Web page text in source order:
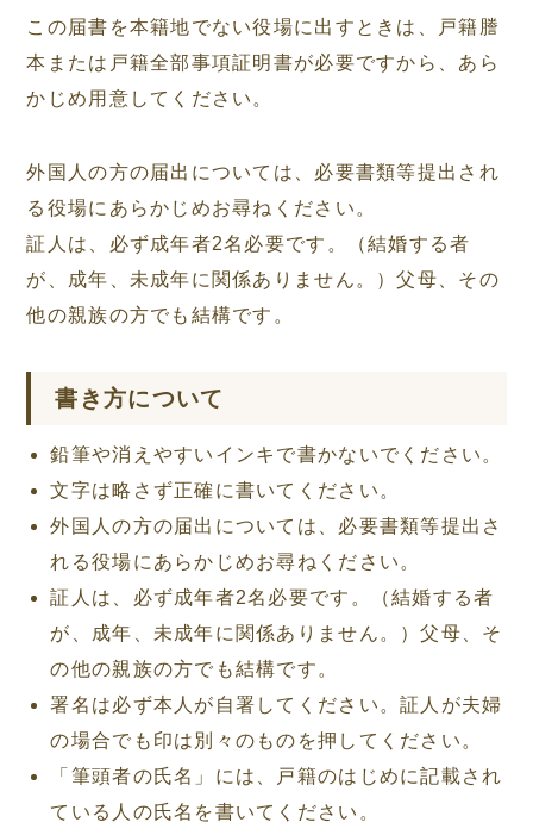
この届書を本籍地でない役場に出すときは、戸籍謄
本または戸籍全部事項証明書が必要ですから、あら
かじめ用意してください。
外国人の方の届出については、必要書類等提出され
る役場にあらかじめお尋ねください。
証人は、必ず成年者2名必要です。（結婚する者
が、成年、未成年に関係ありません。）父母、その
他の親族の方でも結構です。
書き方について
鉛筆や消えやすいインキで書かないでください。
文字は略さず正確に書いてください。
外国人の方の届出については、必要書類等提出さ
れる役場にあらかじめお尋ねください。
証人は、必ず成年者2名必要です。（結婚する者
が、成年、未成年に関係ありません。）父母、そ
の他の親族の方でも結構です。
署名は必ず本人が自署してください。証人が夫婦
の場合でも印は別々のものを押してください。
「筆頭者の氏名」には、戸籍のはじめに記載され
ている人の氏名を書いてください。